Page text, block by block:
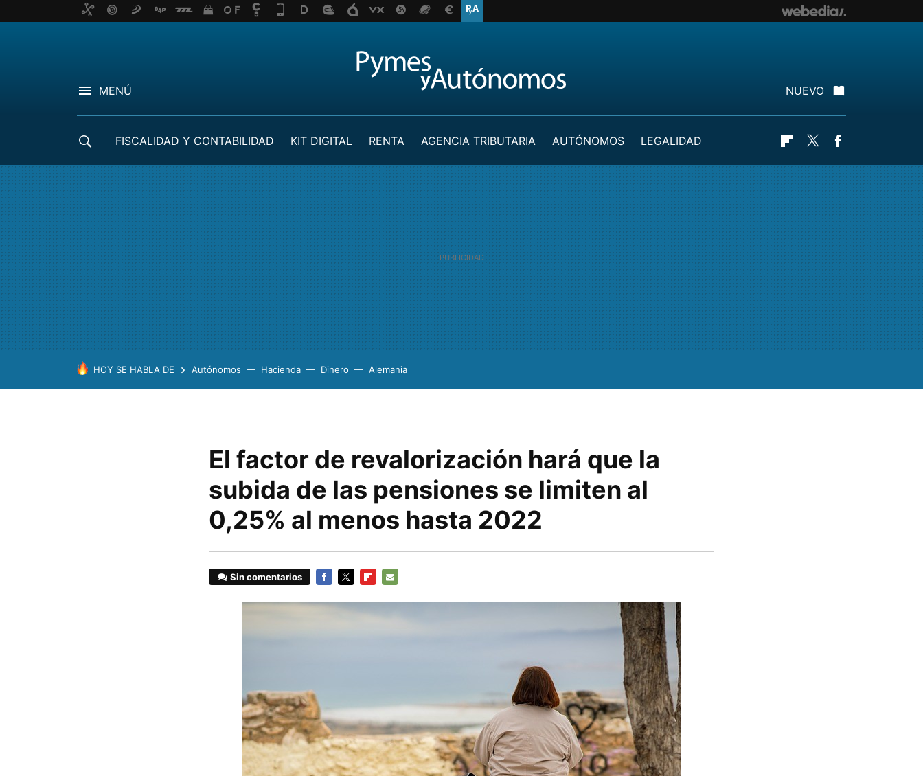
MENÚ NUEVO
FISCALIDAD Y CONTABILIDAD KIT DIGITAL RENTA AGENCIA TRIBUTARIA AUTÓNOMOS
LEGALIDAD
Flipboard
Twitter
HOY SE HABLA DE Autónomos Hacienda Dinero Alemania
El factor de revalorización hará que la
subida de las pensiones se limiten al
0,25% al menos hasta 2022
Sin comentarios